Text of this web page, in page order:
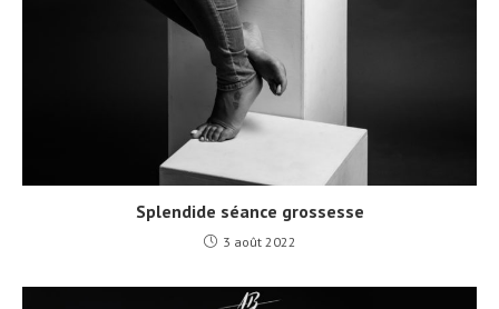
Splendide séance grossesse
3 août 2022